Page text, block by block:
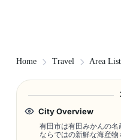
Home Travel Area List
City Overview
有田市は有田みかんの
ならではの新鮮な海産物